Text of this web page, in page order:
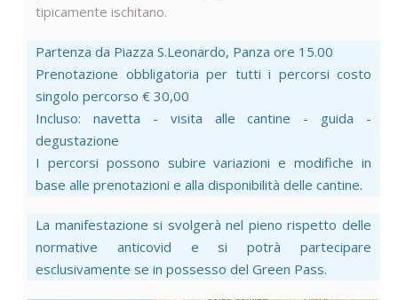
tipicamente ischitano.
Partenza da Piazza S.Leonardo, Panza ore 15.00
Prenotazione obbligatoria per tutti i percorsi costo
singolo percorso € 30,00
Incluso: navetta - visita alle cantine - guida -
degustazione
I percorsi possono subire variazioni e modifiche in
base alle prenotazioni e alla disponibilità delle cantine.
La manifestazione si svolgerà nel pieno rispetto delle
normative anticovid e si potrà partecipare
esclusivamente se in possesso del Green Pass.